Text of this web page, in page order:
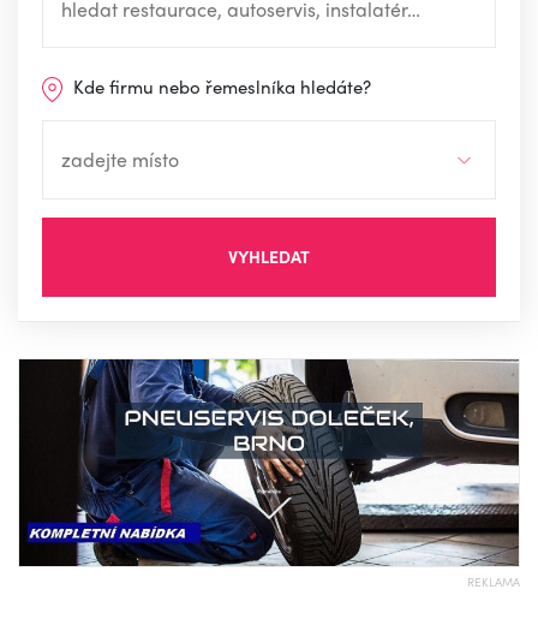
Kde firmu nebo řemeslníka hledáte?
VYHLEDAT
REKLAMA